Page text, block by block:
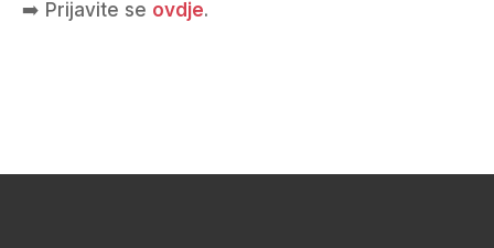
➡️ Prijavite se ovdje.